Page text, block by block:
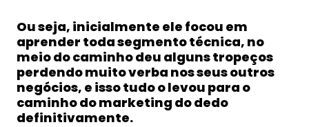
Ou seja, inicialmente ele focou em
aprender toda segmento técnica, no
meio do caminho deu alguns tropeços
perdendo muito verba nos seus outros
negócios, e isso tudo o levou para o
caminho do marketing do dedo
definitivamente.